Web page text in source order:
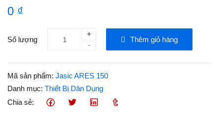
0 ₫
Số lượng
+
-
Thêm giỏ hàng
Mã sản phẩm: Jasic ARES 150
Danh mục: Thiết Bị Dân Dụng
Chia sẻ: